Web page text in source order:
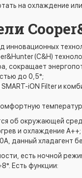
на охлаждение
инновационных
(С&H)
сокращает
до 0,5°;
iON Filter и
об окружающей
и охлаждение А++;
данный хладагент
есть ночной
Есть функции: